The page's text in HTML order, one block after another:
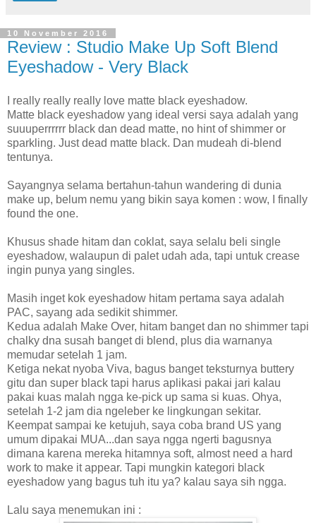
10 November 2016
Review : Studio Make Up Soft Blend
Eyeshadow - Very Black
I really really really love matte black eyeshadow.
Matte black eyeshadow yang ideal versi saya adalah yang
suuuperrrrrr black dan dead matte, no hint of shimmer or
sparkling. Just dead matte black. Dan mudeah di-blend
tentunya.
Sayangnya selama bertahun-tahun wandering di dunia
make up, belum nemu yang bikin saya komen : wow, I finally
found the one.
Khusus shade hitam dan coklat, saya selalu beli single
eyeshadow, walaupun di palet udah ada, tapi untuk crease
ingin punya yang singles.
Masih inget kok eyeshadow hitam pertama saya adalah
PAC, sayang ada sedikit shimmer.
Kedua adalah Make Over, hitam banget dan no shimmer tapi
chalky dna susah banget di blend, plus dia warnanya
memudar setelah 1 jam.
Ketiga nekat nyoba Viva, bagus banget teksturnya buttery
gitu dan super black tapi harus aplikasi pakai jari kalau
pakai kuas malah ngga ke-pick up sama si kuas. Ohya,
setelah 1-2 jam dia ngeleber ke lingkungan sekitar.
Keempat sampai ke ketujuh, saya coba brand US yang
umum dipakai MUA...dan saya ngga ngerti bagusnya
dimana karena mereka hitamnya soft, almost need a hard
work to make it appear. Tapi mungkin kategori black
eyeshadow yang bagus tuh itu ya? kalau saya sih ngga.
Lalu saya menemukan ini :